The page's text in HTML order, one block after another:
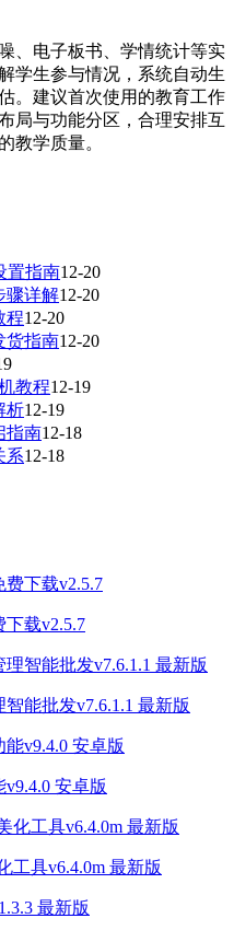
、电子板书、学情统计等实
学生参与情况，系统自动生
。建议首次使用的教育工作
局与功能分区，合理安排互
教学质量。
置指南12-20
骤详解12-20
程12-20
货指南12-20
教程12-19
析12-19
指南12-18
系12-18
载v2.5.7
能批发v7.6.1.1 最新版
安卓版
工具v6.4.0m 最新版